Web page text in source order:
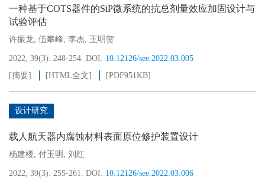
一种基于COTS器件的SiP微系统的抗总剂量效应加固设计与
试验评估
许振龙, 伍攀峰, 李杰, 王明贺
2022, 39(3): 248-254. DOI: 10.12126/see.2022.03.005
[摘要]
[HTML全文] [PDF951KB]
设计研究
载人航天器内腐蚀材料表面原位修护装置设计
杨建楼, 付玉明 , 刘红
2022, 39(3): 255-261. DOI: 10.12126/see.2022.03.006